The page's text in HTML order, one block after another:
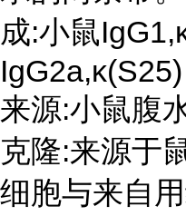
成:小鼠
IgG2a,κ(S25)
来源:小鼠腹
克隆:来源于
细胞与来自